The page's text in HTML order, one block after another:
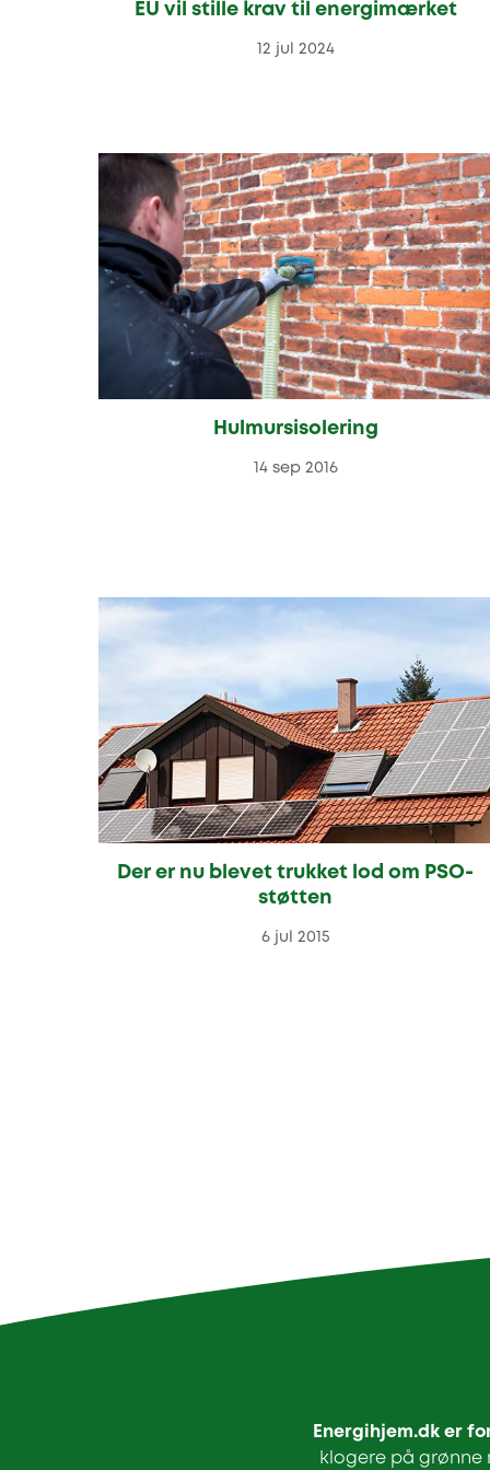
EU vil stille krav til energimærket
12 jul 2024
Hulmursisolering
14 sep 2016
Der er nu blevet trukket lod om PSO-
støtten
6 jul 2015
Energihjem.dk er
klogere på grønne